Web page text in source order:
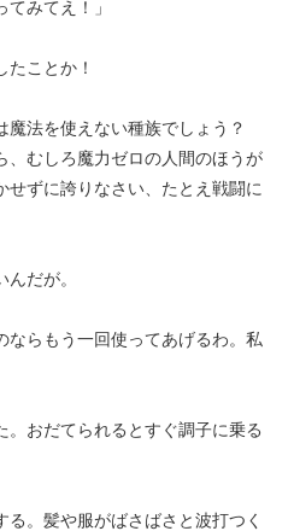
みてえ！」
ことか！
魔法を使えない種族でしょう？
、むしろ魔力ゼロの人間のほうが
ずに誇りなさい、たとえ戦闘に
だが。
ならもう一回使ってあげるわ。私
おだてられるとすぐ調子に乗る
。髪や服がばさばさと波打つく